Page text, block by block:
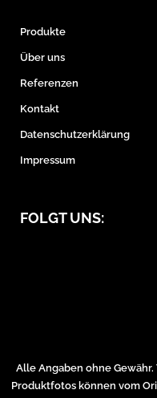
Produkte
Über uns
Referenzen
Kontakt
Datenschutzerklärung
Impressum
FOLGT UNS:
Alle Angaben ohne
Produktfotos können vom